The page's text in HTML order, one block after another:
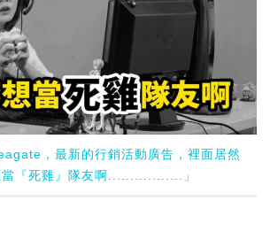
，最新的行銷活動廣告，裡面居然
『死雞』隊友啊.................」